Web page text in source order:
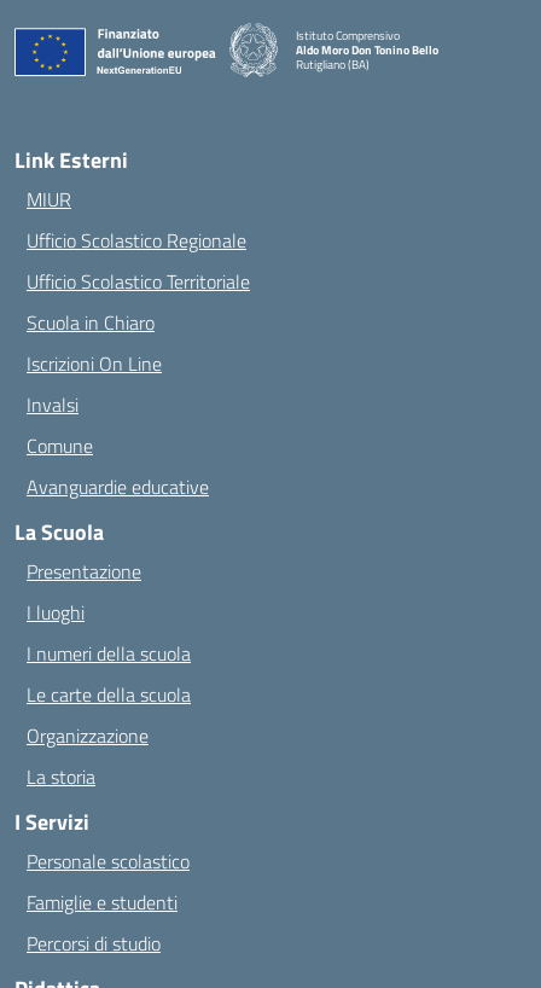
Istituto Comprensivo
Aldo Moro Don Tonino Bello
Rutigliano (BA)
— Visita la pagina iniziale della scuola
Link Esterni
MIUR
Ufficio Scolastico Regionale
Ufficio Scolastico Territoriale
Scuola in Chiaro
Iscrizioni On Line
Invalsi
Comune
Avanguardie educative
La Scuola
Presentazione
I luoghi
I numeri della scuola
Le carte della scuola
Organizzazione
La storia
I Servizi
Personale scolastico
Famiglie e studenti
Percorsi di studio